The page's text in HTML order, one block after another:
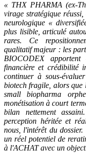
« THX PHARMA (ex-
virage stratégique
neurologique «
plus lisible, articulé
rares. Ce
qualitatif majeur : les
BIOCODEX
financière et crédibilité
continuer à sous-
biotech fragile, alors que
small biopharma
monétisation à court
bilan nettement
perception héritée et
nous, l'intérêt du
un réel potentiel de
à l'ACHAT avec un